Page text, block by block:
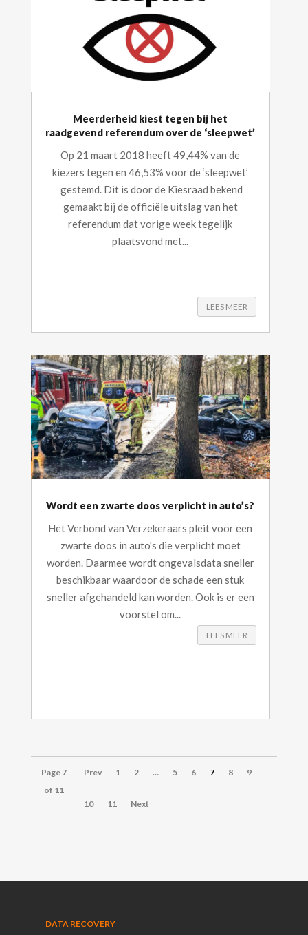
Meerderheid kiest tegen bij het
raadgevend referendum over de ‘sleepwet’
Op 21 maart 2018 heeft 49,44% van de
kiezers tegen en 46,53% voor de ‘sleepwet’
gestemd. Dit is door de Kiesraad bekend
gemaakt bij de officiële uitslag van het
referendum dat vorige week tegelijk
plaatsvond met...
LEES MEER
Wordt een zwarte doos verplicht in auto’s?
Het Verbond van Verzekeraars pleit voor een
zwarte doos in auto's die verplicht moet
worden. Daarmee wordt ongevalsdata sneller
beschikbaar waardoor de schade een stuk
sneller afgehandeld kan worden. Ook is er een
voorstel om...
LEES MEER
Page 7
of 11
Prev 1 2 … 5 6 7 8 9
10 11 Next
DATA RECOVERY